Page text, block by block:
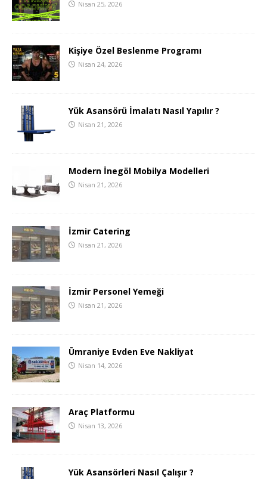
Nisan 25, 2026
Kişiye Özel Beslenme Programı
Nisan 24, 2026
Yük Asansörü İmalatı Nasıl Yapılır ?
Nisan 21, 2026
Modern İnegöl Mobilya Modelleri
Nisan 21, 2026
İzmir Catering
Nisan 21, 2026
İzmir Personel Yemeği
Nisan 21, 2026
Ümraniye Evden Eve Nakliyat
Nisan 14, 2026
Araç Platformu
Nisan 13, 2026
Yük Asansörleri Nasıl Çalışır ?